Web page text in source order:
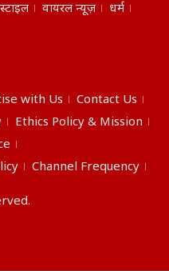
वायरल न्यूज़
धर्म
with Us
Contact Us
Ethics Policy & Mission
Channel Frequency